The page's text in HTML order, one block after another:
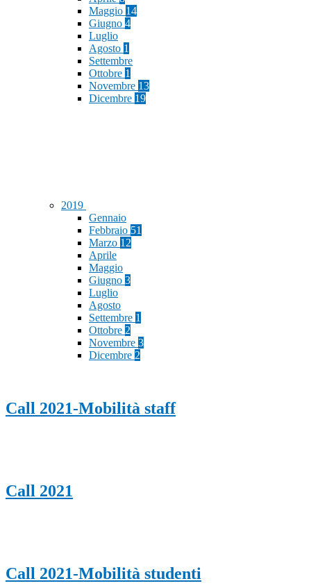
Maggio 14
Giugno 4
Luglio
Agosto 1
Settembre
Ottobre 1
Novembre 13
Dicembre 19
2019
Gennaio
Febbraio 51
Marzo 12
Aprile
Maggio
Giugno 3
Luglio
Agosto
Settembre 1
Ottobre 2
Novembre 3
Dicembre 2
Call 2021-Mobilità staff
Call 2021
Call 2021-Mobilità studenti